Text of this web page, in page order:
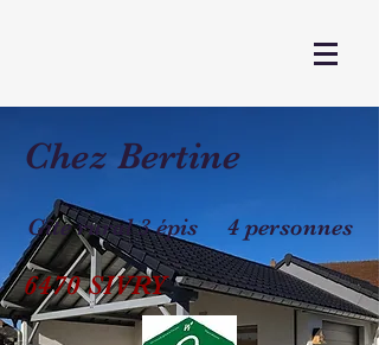
Chez Bertine
Gîte rural 3 épis 4 personnes
6470 SIVRY